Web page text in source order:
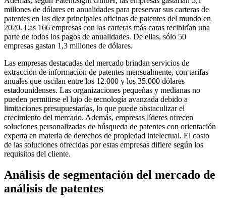
millones de dólares en anualidades para preservar sus carteras de
patentes en las diez principales oficinas de patentes del mundo en
2020. Las 166 empresas con las carteras más caras recibirían una
parte de todos los pagos de anualidades. De ellas, sólo 50
empresas gastan 1,3 millones de dólares.
Las empresas destacadas del mercado brindan servicios de
extracción de información de patentes mensualmente, con tarifas
anuales que oscilan entre los 12.000 y los 35.000 dólares
estadounidenses. Las organizaciones pequeñas y medianas no
pueden permitirse el lujo de tecnología avanzada debido a
limitaciones presupuestarias, lo que puede obstaculizar el
crecimiento del mercado. Además, empresas líderes ofrecen
soluciones personalizadas de búsqueda de patentes con orientación
experta en materia de derechos de propiedad intelectual. El costo
de las soluciones ofrecidas por estas empresas difiere según los
requisitos del cliente.
Análisis de segmentación del mercado de
análisis de patentes